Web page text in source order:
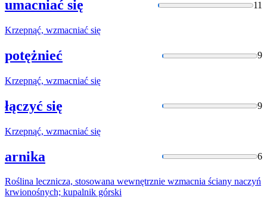
umacniać się 11
Krzepnąć, wzmacniać się
potężnieć 9
Krzepnąć, wzmacniać się
łączyć się 9
Krzepnąć, wzmacniać się
arnika 6
Roślina lecznicza, stosowana wewnętrznie wzmacnia ściany naczyń
krwionośnych; kupalnik górski